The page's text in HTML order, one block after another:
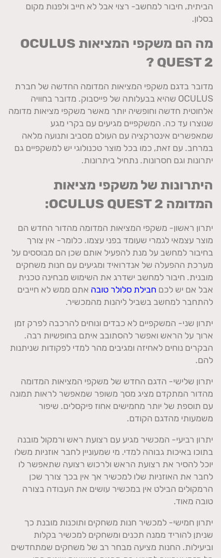
הביתית, חיבור למחשב- רצוי אבל לא חייב ולפנות מקום
בסלון.
מה הם משקפי המציאות OCULUS
QUEST 2
?
מדובר בדגם משקפי המציאות המדומה החדשה של חברת
OCULUS שהיא בבעלותה של פייסבוק. מדובר בחוויה
אלחוטית חדשה וחופשיה יותר מאשר משקפי מציאות מדומה
שנוצרו עד כה. המשקפיים מגיעים עם בקרי מגע
שמאפשרים אינטרקציה עם העולם מסביב ותנועה מלאה
במרחב. עם זאת, כמו בכל מוצר טכנולוגי יש למשקפיים גם
יתרונות וגם חסרונות. נתחיל ביתרונות.
היתרונות של משקפי מציאות
המדומה OCULUS QUEST 2
:
יתרון ראשון- משקפי המציאות המדומה מהדור החדש הם
מוצר עצמאי לגמרי שעומד בפני עצמו. כלומר- אין צורך
בחיבור למחשב על מנת להפעיל אותם שכן הם מבוססים על
מערכת ההפעלה של אנדרואיד ומגיעים עם חנות משחקים
מובנית. חיבור למחשב ישדרג את השימוש מבחינה טכנית
אבל אם יש לכם חבילת סלולר טובה אתם ממש לא חייבים
להתחבר למחשב בשביל ליהנות מהמכשיר.
יתרון שני- המשקפיים לא כבדים ונוחים להרכבה לפרק זמן
ארוך על הראש ואפשר להסתובב איתם בחופשיות רבה.
הבקרים נוחים לאחיזה ומגיבים מהר למדי לפקודות שניתנות
להם.
יתרון שלישי- הדגם החדש של משקפי המציאות המדומה
מהדור המתקדם מציג מסך משופר שמאפשר לראות תמונה
עם תוספת של יותר מחמישים אחוז פיקסלים. שיפור
משמעותי מהדגם הקודם.
יתרון רביעי- המכשיר מגיע עם רצועת ראש ורמקול מובנה
בתוכו באיכות גבוהה למדי. מי שמעוניין לחבר אוזניות משלו
יוכל להסיר את רצועת הראש ולרכוש רצועה שתאפשר לו
לחבר את האוזניות שלו למכשיר אך אין בכך צורך שכן
הרמקולים הבילט אין במכשיר עושים את העבודה בצורה
טובה מאוד.
יתרון חמישי- למכשיר חנות משחקים ותוכנות מובנת כך
שניתן להוריד ממנה תכנים ומשחקים למכשיר בקלות
וביעילות. החנות מציעה מבחר רב של משחקים שמתחדשים